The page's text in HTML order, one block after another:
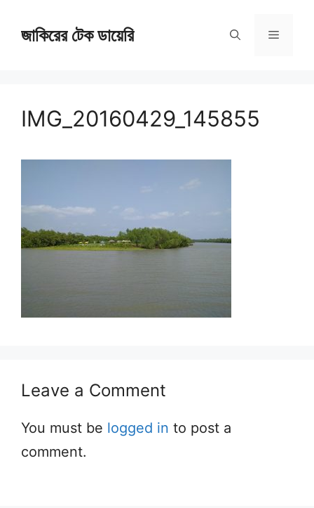
জাকিরের টেক ডায়েরি Menu
IMG_20160429_145855
Leave a Comment
You must be logged in to post a
comment.